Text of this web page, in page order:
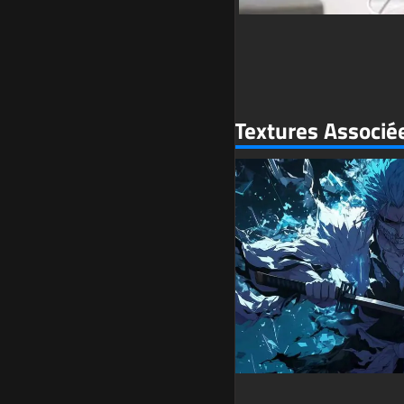
Textures